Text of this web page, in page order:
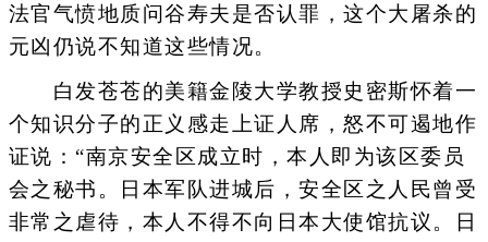
法官气愤地质问谷寿夫是否认罪，这个大屠杀的
元凶仍说不知道这些情况。
白发苍苍的美籍金陵大学教授史密斯怀着一
个知识分子的正义感走上证人席，怒不可遏地作
证说：“南京安全区成立时，本人即为该区委员
会之秘书。日本军队进城后，安全区之人民曾受
非常之虐待，本人不得不向日本大使馆抗议。日